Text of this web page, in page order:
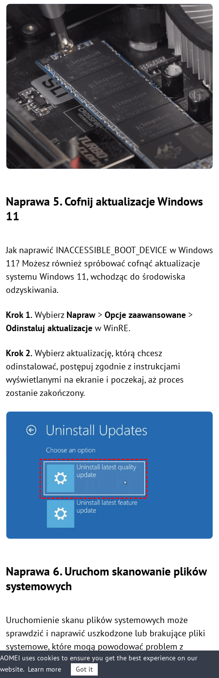
Naprawa 5. Cofnij aktualizacje Windows
11
Jak naprawić INACCESSIBLE_BOOT_DEVICE w Windows
11? Możesz również spróbować cofnąć aktualizacje
systemu Windows 11, wchodząc do środowiska
odzyskiwania.
Krok 1. Wybierz Napraw > Opcje zaawansowane >
Odinstaluj aktualizacje w WinRE.
Krok 2. Wybierz aktualizację, którą chcesz
odinstalować, postępuj zgodnie z instrukcjami
wyświetlanymi na ekranie i poczekaj, aż proces
zostanie zakończony.
Naprawa 6. Uruchom skanowanie plików
systemowych
Uruchomienie skanu plików systemowych może
sprawdzić i naprawić uszkodzone lub brakujące pliki
systemowe, które mogą powodować problem z
uruchomieniem. Ten proces zapewnia, że niezbędne
pliki systemowe wymagane do prawidłowego
AOMEI uses cookies to ensure you get the best experience on our
website. Learn more Got it